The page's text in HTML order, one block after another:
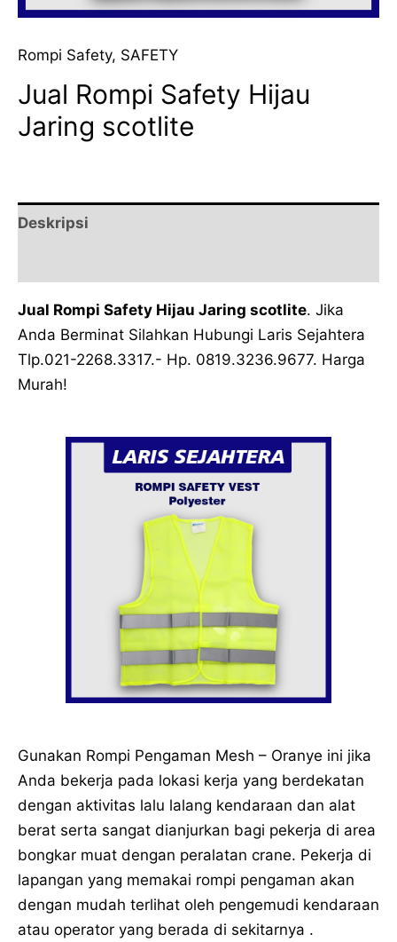
Rompi Safety, SAFETY
Jual Rompi Safety Hijau
Jaring scotlite
Deskripsi
Jual Rompi Safety Hijau Jaring scotlite. Jika
Anda Berminat Silahkan Hubungi Laris Sejahtera
Tlp.021-2268.3317.- Hp. 0819.3236.9677. Harga
Murah!
Gunakan Rompi Pengaman Mesh – Oranye ini jika
Anda bekerja pada lokasi kerja yang berdekatan
dengan aktivitas lalu lalang kendaraan dan alat
berat serta sangat dianjurkan bagi pekerja di area
bongkar muat dengan peralatan crane. Pekerja di
lapangan yang memakai rompi pengaman akan
dengan mudah terlihat oleh pengemudi kendaraan
atau operator yang berada di sekitarnya .